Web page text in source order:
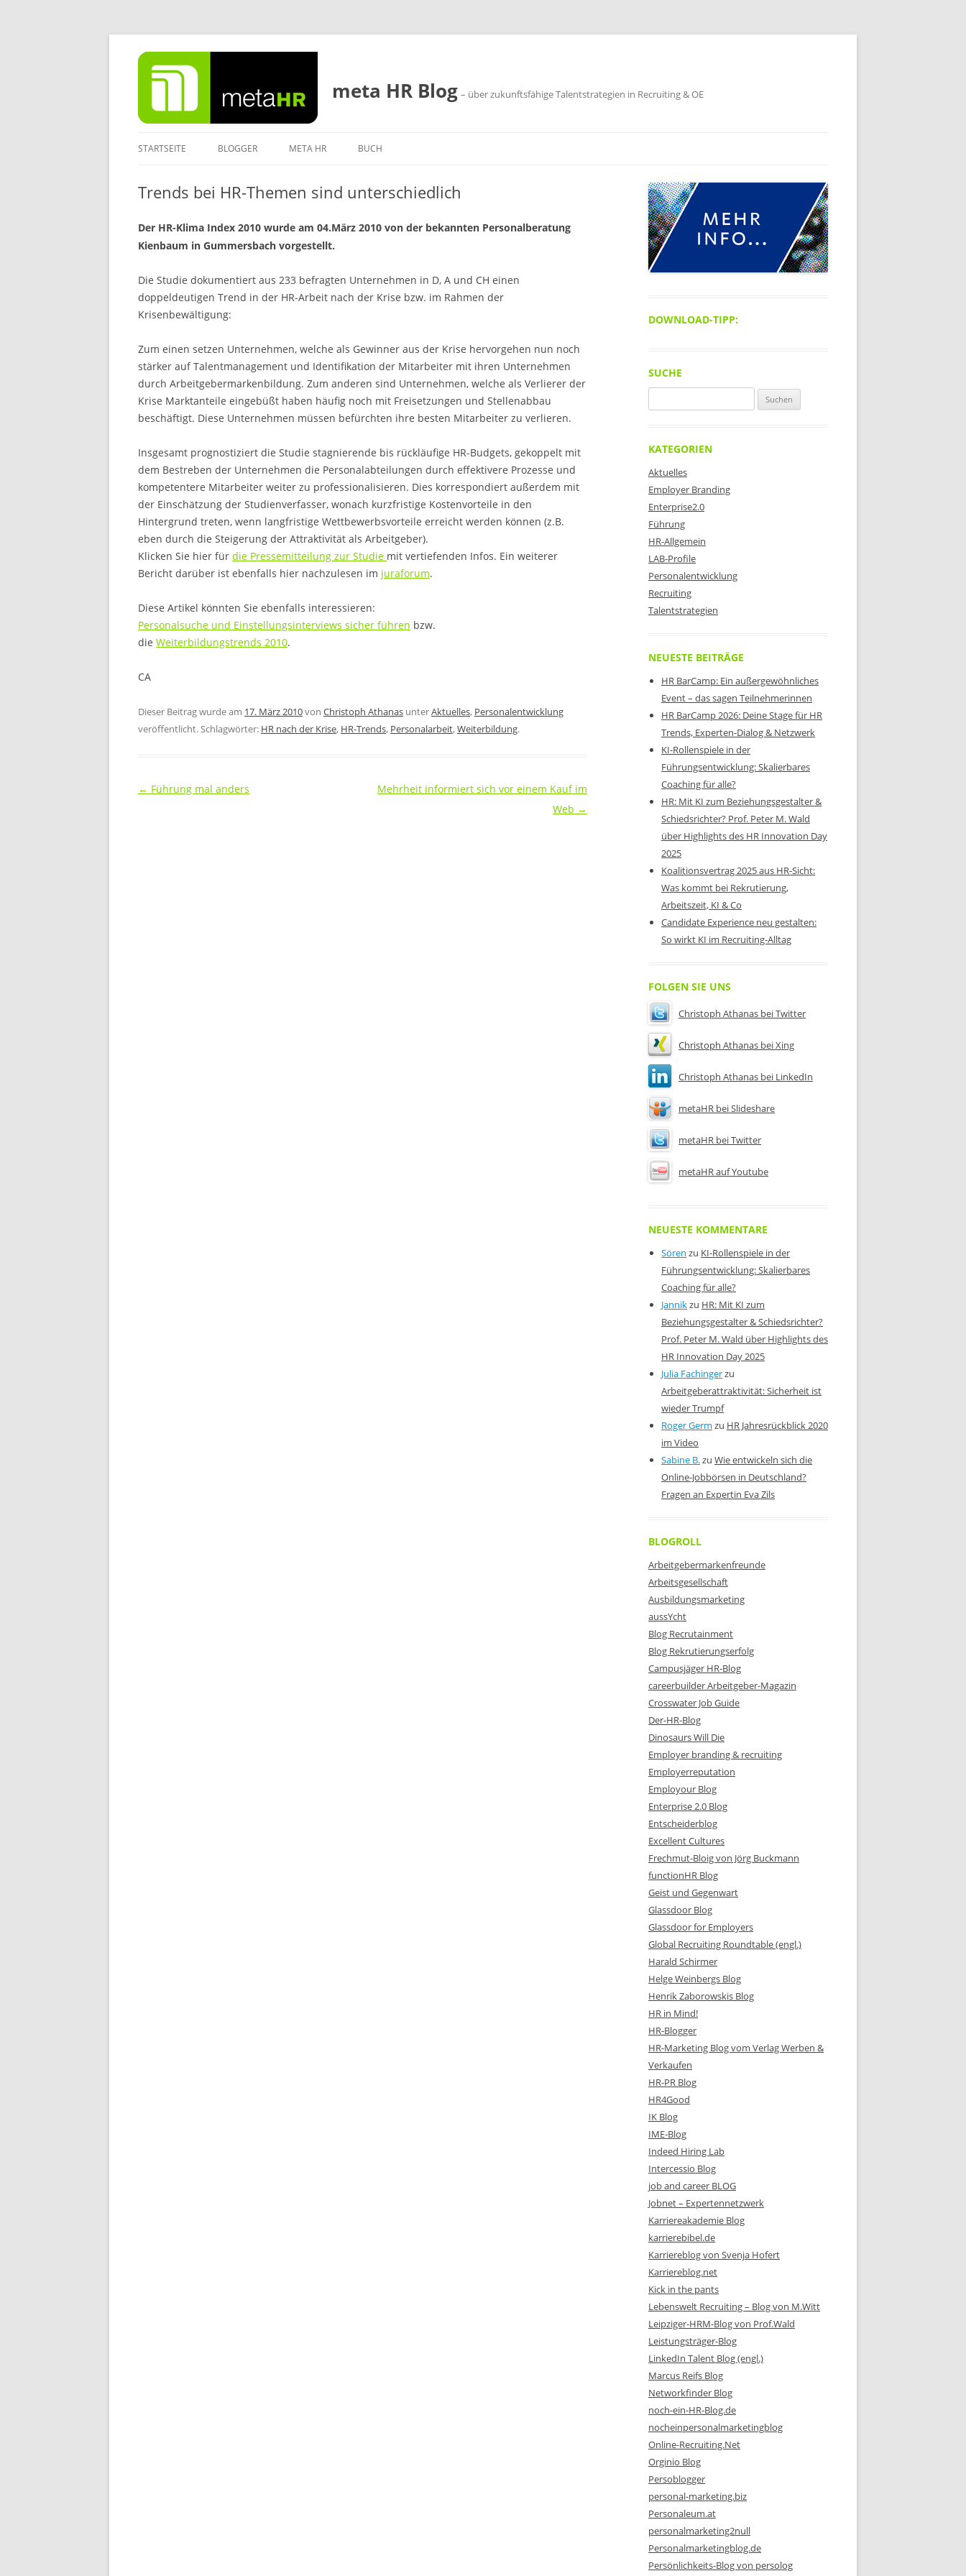
Zum
Inhalt
springen
meta HR Blog – über zukunftsfähige Talentstrategien in Recruiting & OE
STARTSEITE BLOGGER META HR BUCH
Trends bei HR-Themen sind unterschiedlich
Der HR-Klima Index 2010 wurde am 04.März 2010 von der bekannten Personalberatung
Kienbaum in Gummersbach vorgestellt.
Die Studie dokumentiert aus 233 befragten Unternehmen in D, A und CH einen
doppeldeutigen Trend in der HR-Arbeit nach der Krise bzw. im Rahmen der
Krisenbewältigung:
Zum einen setzen Unternehmen, welche als Gewinner aus der Krise hervorgehen nun noch
stärker auf Talentmanagement und Identifikation der Mitarbeiter mit ihren Unternehmen
durch Arbeitgebermarkenbildung. Zum anderen sind Unternehmen, welche als Verlierer der
Krise Marktanteile eingebüßt haben häufig noch mit Freisetzungen und Stellenabbau
beschäftigt. Diese Unternehmen müssen befürchten ihre besten Mitarbeiter zu verlieren.
Insgesamt prognostiziert die Studie stagnierende bis rückläufige HR-Budgets, gekoppelt mit
dem Bestreben der Unternehmen die Personalabteilungen durch effektivere Prozesse und
kompetentere Mitarbeiter weiter zu professionalisieren. Dies korrespondiert außerdem mit
der Einschätzung der Studienverfasser, wonach kurzfristige Kostenvorteile in den
Hintergrund treten, wenn langfristige Wettbewerbsvorteile erreicht werden können (z.B.
eben durch die Steigerung der Attraktivität als Arbeitgeber).
Klicken Sie hier für die Pressemitteilung zur Studie mit vertiefenden Infos. Ein weiterer
Bericht darüber ist ebenfalls hier nachzulesen im juraforum.
Diese Artikel könnten Sie ebenfalls interessieren:
Personalsuche und Einstellungsinterviews sicher führen bzw.
die Weiterbildungstrends 2010.
CA
Dieser Beitrag wurde am 17. März 2010von Christoph Athanas unterAktuelles, Personalentwicklung
veröffentlicht. Schlagwörter: HR nach der Krise, HR-Trends, Personalarbeit,Weiterbildung.
Beitragsnavigation
← Führung mal anders
Mehrheit informiert sich vor einem Kauf im
Web →
DOWNLOAD-TIPP:
SUCHE
nach:
KATEGORIEN
Aktuelles
Employer Branding
Enterprise2.0
Führung
HR-Allgemein
LAB-Profile
Personalentwicklung
Recruiting
Talentstrategien
NEUESTE BEITRÄGE
HR BarCamp: Ein außergewöhnliches
Event – das sagen Teilnehmerinnen
HR BarCamp 2026: Deine Stage für HR
Trends, Experten-Dialog & Netzwerk
KI-Rollenspiele in der
Führungsentwicklung: Skalierbares
Coaching für alle?
HR: Mit KI zum Beziehungsgestalter &
Schiedsrichter? Prof. Peter M. Wald
über Highlights des HR Innovation Day
2025
Koalitionsvertrag 2025 aus HR-Sicht:
Was kommt bei Rekrutierung,
Arbeitszeit, KI & Co
Candidate Experience neu gestalten:
So wirkt KI im Recruiting-Alltag
FOLGEN SIE UNS
Christoph Athanas bei Twitter
Christoph Athanas bei Xing
Christoph Athanas bei LinkedIn
metaHR bei Slideshare
metaHR bei Twitter
metaHR auf Youtube
NEUESTE KOMMENTARE
Sören zu KI-Rollenspiele in der
Führungsentwicklung: Skalierbares
Coaching für alle?
Jannikzu HR: Mit KI zum
Beziehungsgestalter & Schiedsrichter?
Prof. Peter M. Wald über Highlights des
HR Innovation Day 2025
Julia Fachingerzu
Arbeitgeberattraktivität: Sicherheit ist
wieder Trumpf
Roger Germ zu HR Jahresrückblick 2020
im Video
Sabine B.zu Wie entwickeln sich die
Online-Jobbörsen in Deutschland?
Fragen an Expertin Eva Zils
BLOGROLL
Arbeitgebermarkenfreunde
Arbeitsgesellschaft
Ausbildungsmarketing
aussYcht
Blog Recrutainment
Blog Rekrutierungserfolg
Campusjäger HR-Blog
careerbuilder Arbeitgeber-Magazin
Crosswater Job Guide
Der-HR-Blog
Dinosaurs Will Die
Employer branding & recruiting
Employerreputation
Employour Blog
Enterprise 2.0 Blog
Entscheiderblog
Excellent Cultures
Frechmut-Bloig von Jörg Buckmann
functionHR Blog
Geist und Gegenwart
Glassdoor Blog
Glassdoor for Employers
Global Recruiting Roundtable (engl.)
Harald Schirmer
Helge Weinbergs Blog
Henrik Zaborowskis Blog
HR in Mind!
HR-Blogger
HR-Marketing Blog vom Verlag Werben &
Verkaufen
HR-PR Blog
HR4Good
IK Blog
IME-Blog
Indeed Hiring Lab
Intercessio Blog
job and career BLOG
Jobnet – Expertennetzwerk
Karriereakademie Blog
karrierebibel.de
Karriereblog von Svenja Hofert
Karriereblog.net
Kick in the pants
Lebenswelt Recruiting – Blog von M.Witt
Leipziger-HRM-Blog von Prof.Wald
Leistungsträger-Blog
LinkedIn Talent Blog (engl.)
Marcus Reifs Blog
Networkfinder Blog
noch-ein-HR-Blog.de
nocheinpersonalmarketingblog
Online-Recruiting.Net
Orginio Blog
Persoblogger
personal-marketing.biz
Personaleum.at
personalmarketing2null
Personalmarketingblog.de
Persönlichkeits-Blog von persolog